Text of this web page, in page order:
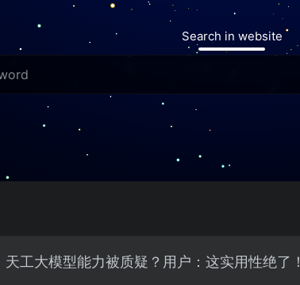
Search in website
天工大模型能力被质疑？用户：这实用性绝了！